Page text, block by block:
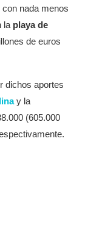
nada menos
la playa de
de euros
dichos aportes
y la
(605.000